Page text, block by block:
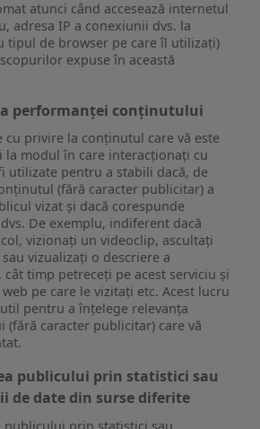
atunci când accesează internetul
adresa IP a conexiunii dvs. la
tipul de browser pe care îl utilizați)
expuse în această
performanței conținutului
privire la conținutul care vă este
la modul în care interacționați cu
utilizate pentru a stabili dacă, de
(fără caracter publicitar) a
vizat și dacă corespunde
De exemplu, indiferent dacă
vizionați un videoclip, ascultați
vizualizați o descriere a
timp petreceți pe acest serviciu și
pe care le vizitați etc. Acest lucru
pentru a înțelege relevanța
(fără caracter publicitar) care vă
publicului prin statistici sau
de date din surse diferite